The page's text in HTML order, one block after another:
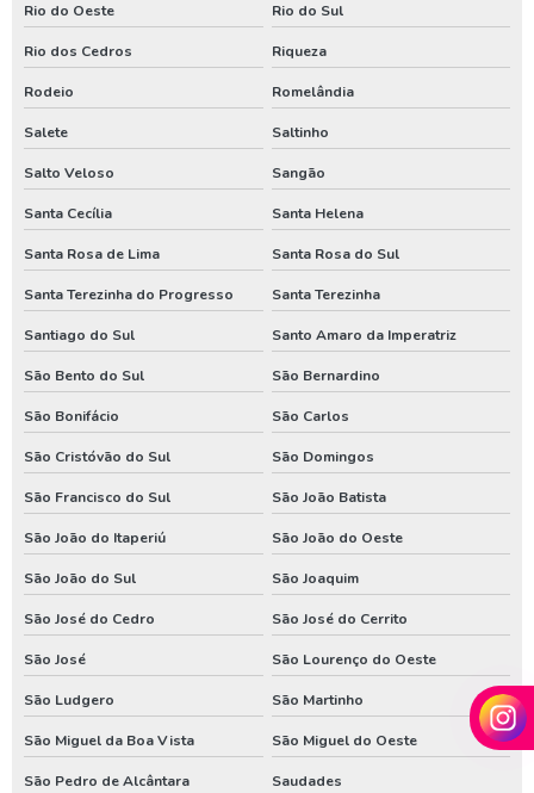
Assistencia de bomba de poço em santa catarina
Assistencia de bomba de poço no parana
Manutenção de bomba de poço em santa catarina
Manutenção de bomba de poço no paraná
Manutenção de bomba submersa em santa catarina
Manutenção de bomba submersa no paraná
Perfurador de poço em santa catarina
Perfurador de poço no parana
Perfurador de poço no rio grande do sul
Perfuração de poço em santa catarina
Perfuração de poço no parana
Valor de poço artesiano em santa catarina
Valor de poço artesiano no parana
Venda de poço artesiano em santa catarina
Venda de poço artesiano no parana
Rio do Oeste Rio do Sul
Rio dos Cedros Riqueza
Rodeio Romelândia
Salete Saltinho
Salto Veloso Sangão
Santa Cecília Santa Helena
Santa Rosa de Lima Santa Rosa do Sul
Santa Terezinha do Progresso Santa Terezinha
Santiago do Sul Santo Amaro da Imperatriz
São Bento do Sul São Bernardino
São Bonifácio São Carlos
São Cristóvão do Sul São Domingos
São Francisco do Sul São João Batista
São João do Itaperiú São João do Oeste
São João do Sul São Joaquim
São José do Cedro São José do Cerrito
São José São Lourenço do Oeste
São Ludgero São Martinho
São Miguel da Boa Vista São Miguel do Oeste
São Pedro de Alcântara Saudades